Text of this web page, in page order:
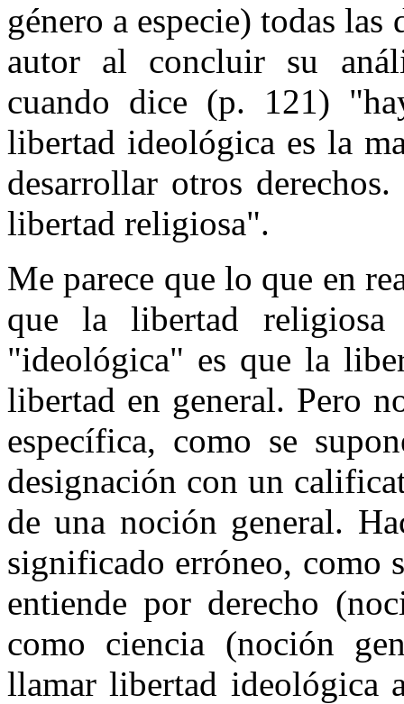
género a especie) todas
autor al concluir su
cuando dice (p. 121)
libertad ideológica es la
desarrollar otros
libertad religiosa".
Me parece que lo que en
que la libertad
"ideológica" es que la
libertad en general. Pero
específica, como se
designación con un
de una noción general.
significado erróneo, como
entiende por derecho
como ciencia (noción
llamar libertad ideológica